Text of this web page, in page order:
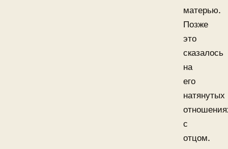
матерью.
Позже
это
сказалось
на
его
натянутых
с
отцом.